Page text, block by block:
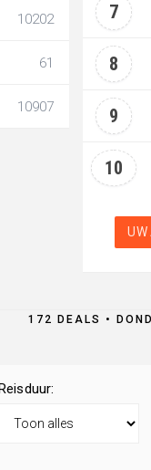
10202
61
10907
7
8
9
10
UW
172 DEALS •